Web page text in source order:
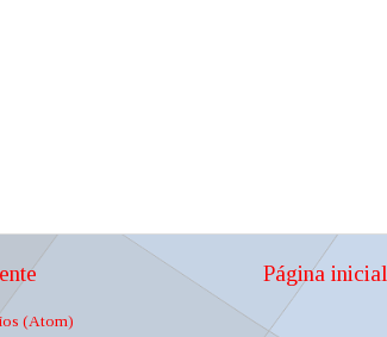
Página inicial
(Atom)